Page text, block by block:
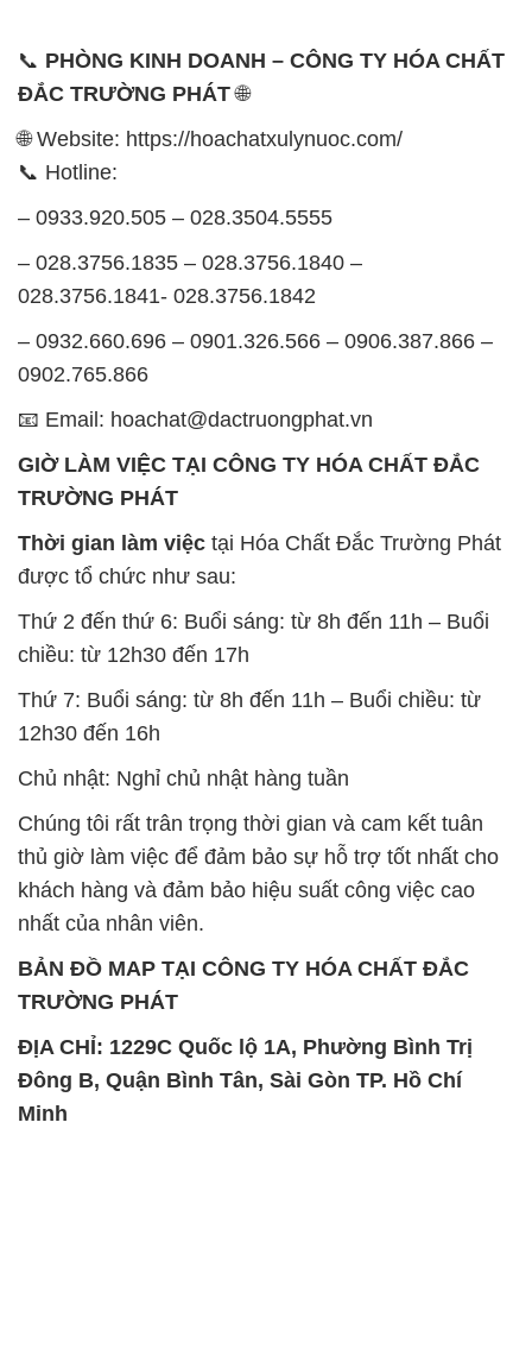
📞 PHÒNG KINH DOANH – CÔNG TY HÓA CHẤT
ĐẮC TRƯỜNG PHÁT🌐
🌐 Website: https://hoachatxulynuoc.com/
📞 Hotline:
– 0933.920.505 – 028.3504.5555
– 028.3756.1835 – 028.3756.1840 –
028.3756.1841- 028.3756.1842
– 0932.660.696 – 0901.326.566 – 0906.387.866 –
0902.765.866
📧 Email: hoachat@dactruongphat.vn
GIỜ LÀM VIỆC TẠI CÔNG TY HÓA CHẤT ĐẮC
TRƯỜNG PHÁT
Thời gian làm việc tại Hóa Chất Đắc Trường Phát
được tổ chức như sau:
Thứ 2 đến thứ 6: Buổi sáng: từ 8h đến 11h – Buổi
chiều: từ 12h30 đến 17h
Thứ 7: Buổi sáng: từ 8h đến 11h – Buổi chiều: từ
12h30 đến 16h
Chủ nhật: Nghỉ chủ nhật hàng tuần
Chúng tôi rất trân trọng thời gian và cam kết tuân
thủ giờ làm việc để đảm bảo sự hỗ trợ tốt nhất cho
khách hàng và đảm bảo hiệu suất công việc cao
nhất của nhân viên.
BẢN ĐỒ MAP TẠI CÔNG TY HÓA CHẤT ĐẮC
TRƯỜNG PHÁT
ĐỊA CHỈ: 1229C Quốc lộ 1A, Phường Bình Trị
Đông B, Quận Bình Tân, Sài Gòn TP. Hồ Chí
Minh